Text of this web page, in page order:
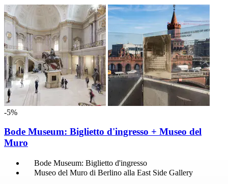
-5%
Bode Museum: Biglietto d'ingresso + Museo del
Muro
Bode Museum: Biglietto d'ingresso
Museo del Muro di Berlino alla East Side Gallery